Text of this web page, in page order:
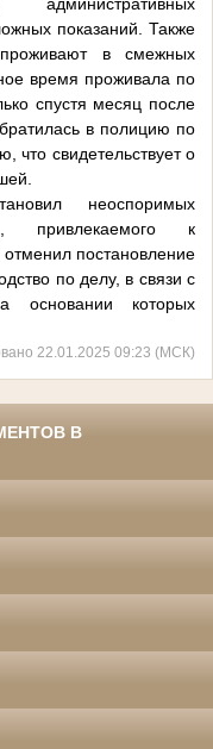
показаний. Также
в смежных
время проживала по
спустя месяц после
в полицию по
что свидетельствует о
неоспоримых
привлекаемого к
отменил постановление
по делу, в связи с
основании которых
22.01.2025 09:23 (МСК)
В